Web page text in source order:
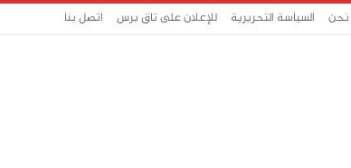
السياسة التحريرية للإعلان على تاق برس اتصل بنا